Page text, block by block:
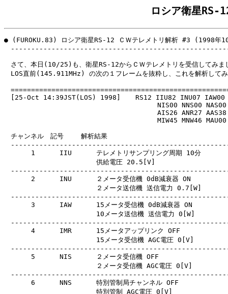
ロシア衛星RS-
● (FUROKU.83) ロシア衛星RS-12 ＣＷテレメトリ解析 #3 (1998年
さて、本日(10/25)も、衛星RS-12からＣＷテレメトリを受信してみま
LOS直前(145.911MHz) の次の１フレームを抜粋し、これを解析して
[25-Oct 14:39JST(LOS) 1998]  　RS12 IIU82 INU07 IAW00
NIS00 NNS00 NAS00
AIS26 ANR27 AAS38
MIW45 MNW46 MAU00
チャンネル　記号　　 解析結果
1      IIU      テレメトリサンプリング周期 10分
供給電圧 20.5[V]
2      INU      ２メータ受信機 0dB減衰器 ON
２メータ送信機 送信電力 0.7[W]
3      IAW      15メータ受信機 0dB減衰器 ON
10メータ送信機 送信電力 0[W]
4      IMR      15メータアップリンク OFF
15メータ受信機 AGC電圧 0[V]
5      NIS      ２メータ受信機 OFF
２メータ受信機 AGC電圧 0[V]
6      NNS      特別管制局チャンネル OFF
特別管制 AGC電圧 0[V]